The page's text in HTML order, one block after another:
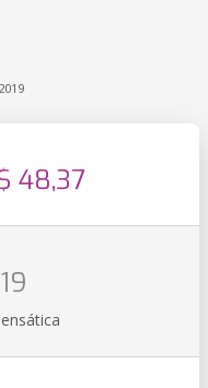
48,37